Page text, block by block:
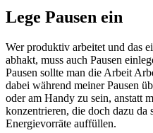
Lege Pausen ein
Wer produktiv arbeitet und das
abhakt, muss auch Pausen
Pausen sollte man die Arbeit
dabei während meiner Pausen
oder am Handy zu sein, anstatt
konzentrieren, die doch dazu da
Energievorräte auffüllen.